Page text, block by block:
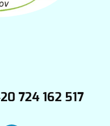
724 162 517